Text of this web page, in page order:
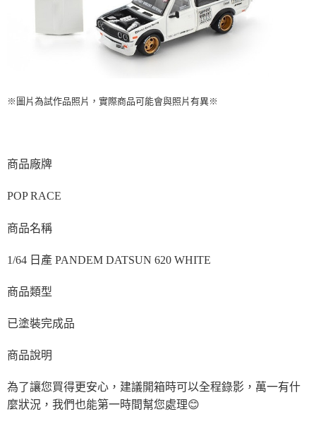
※圖片為試作品照片，實際商品可能會與照片有異※
商品廠牌
POP RACE
商品名稱
1/64 日產 PANDEM DATSUN 620 WHITE
商品類型
已塗裝完成品
商品說明
為了讓您買得更安心，建議開箱時可以全程錄影，萬一有什
麼狀況，我們也能第一時間幫您處理😊